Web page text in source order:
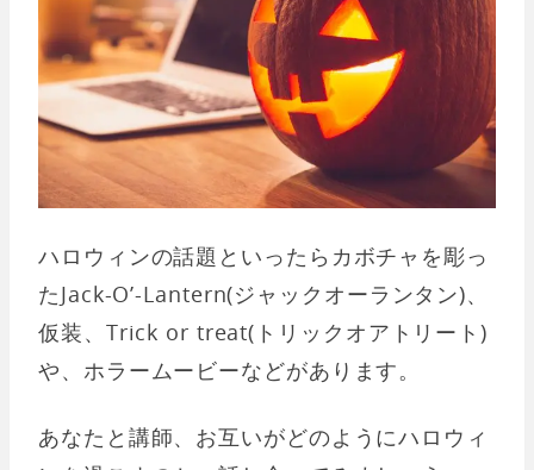
ハロウィンの話題といったらカボチャを彫っ
たJack-O’-Lantern(ジャックオーランタン)、
仮装、Trick or treat(トリックオアトリート)
や、ホラームービーなどがあります。
あなたと講師、お互いがどのようにハロウィ